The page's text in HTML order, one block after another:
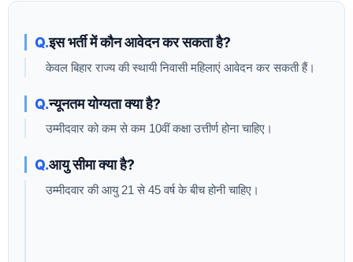
इस भर्ती में कौन आवेदन कर सकता है?
केवल बिहार राज्य की स्थायी निवासी महिलाएं आवेदन कर सकती हैं।
न्यूनतम योग्यता क्या है?
उम्मीदवार को कम से कम 10वीं कक्षा उत्तीर्ण होना चाहिए।
आयु सीमा क्या है?
उम्मीदवार की आयु 21 से 45 वर्ष के बीच होनी चाहिए।